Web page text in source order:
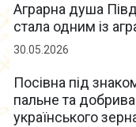
Аграрна душа
стала одним із
30.05.2026
Посівна під
пальне та
українського